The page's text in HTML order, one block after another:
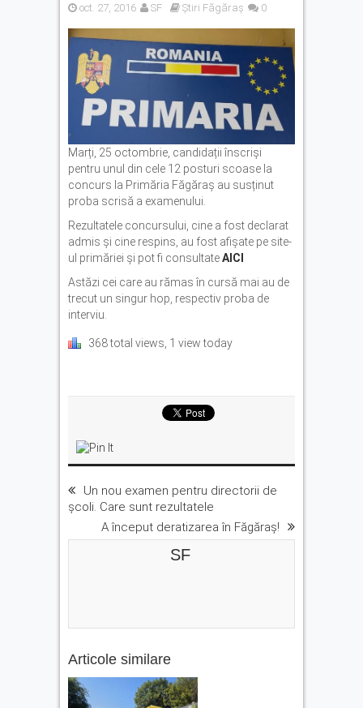
oct. 27, 2016 SF Știri Făgăraș 0
Marți, 25 octombrie, candidații înscriși
pentru unul din cele 12 posturi scoase la
concurs la Primăria Făgăraș au susținut
proba scrisă a examenului.
Rezultatele concursului, cine a fost declarat
admis și cine respins, au fost afișate pe site-
ul primăriei și pot fi consultateAICI
Astăzi cei care au rămas în cursă mai au de
trecut un singur hop, respectiv proba de
interviu.
368 total views, 1 view today
Un nou examen pentru directorii de
școli. Care sunt rezultatele
A început deratizarea în Făgăraș!
SF
Articole similare